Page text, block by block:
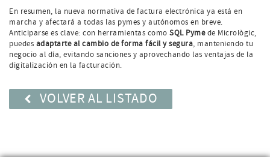
En resumen, la nueva normativa de factura electrónica ya está en
marcha y afectará a todas las pymes y autónomos en breve.
Anticiparse es clave: con herramientas como SQL Pymede Micrològic,
puedes adaptarte al cambio de forma fácil y segura, manteniendo tu
negocio al día, evitando sanciones y aprovechando las ventajas de la
digitalización en la facturación.
VOLVER AL LISTADO